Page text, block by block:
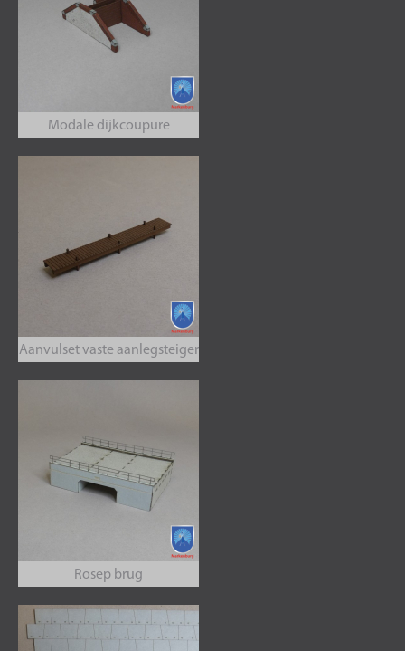
Modale dijkcoupure
Aanvulset vaste aanlegsteiger
Rosep brug